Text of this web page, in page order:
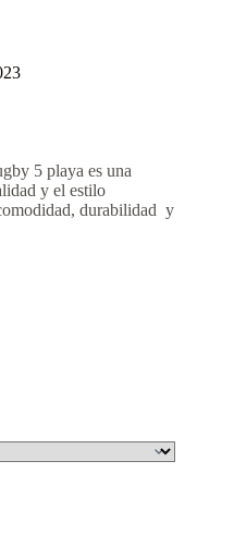
5 playa es una
y el estilo
durabilidad y